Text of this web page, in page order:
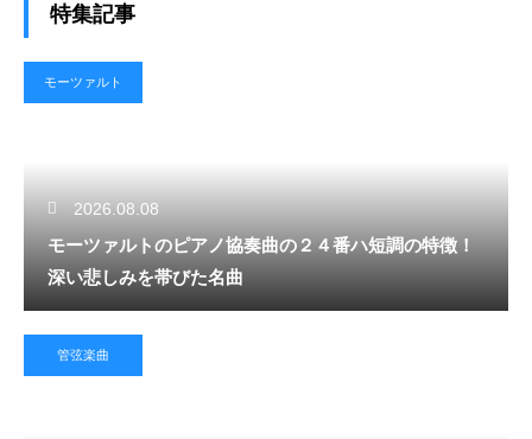
特集記事
モーツァルト
2026.08.08
モーツァルトのピアノ協奏曲の２４番ハ短調の特徴！
深い悲しみを帯びた名曲
管弦楽曲